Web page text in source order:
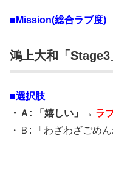
■Mission(総合ラブ度)
鴻上大和「Stage3
■選択肢
・Ａ: 「嬉しい」→ ラ
・Ｂ: 「わざわざごめん